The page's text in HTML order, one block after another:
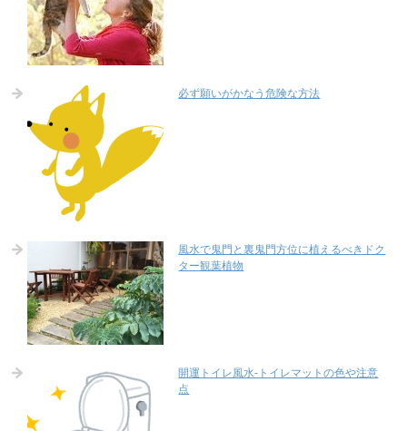
必ず願いがかなう危険な方法
風水で鬼門と裏鬼門方位に植えるべきドク
ター観葉植物
開運トイレ風水-トイレマットの色や注意
点